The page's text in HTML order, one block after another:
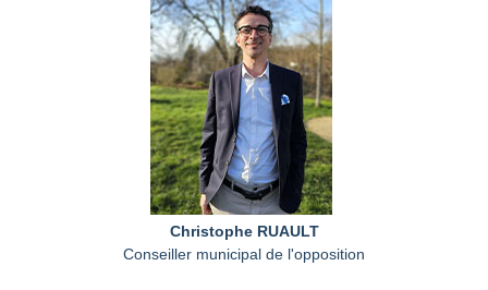
Christophe RUAULT
Conseiller municipal de l'opposition